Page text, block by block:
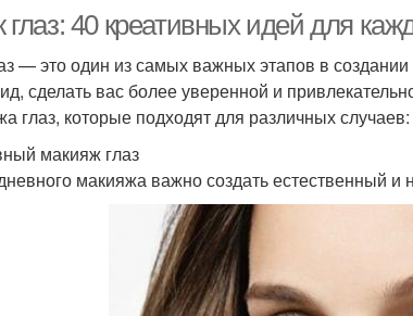
40 креативных идей для
— это один из самых важных этапов в
сделать вас более уверенной и
глаз, которые подходят для различных
макияж глаз
макияжа важно создать естественный и